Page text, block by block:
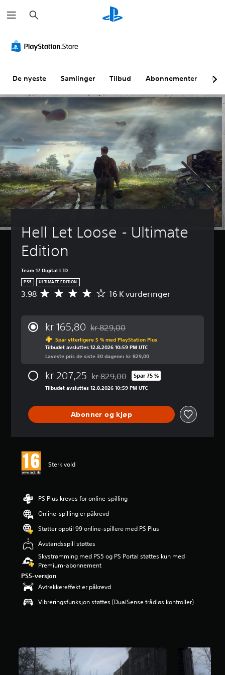
ø
k
De nyeste Samlinger Tilbud Abonnementer
Hell Let Loose - Ultimate
Edition
Team 17 Digital LTD
PS5 ULTIMATE EDITION
G
u
d
r
g
3
9
s
j
e
r
n
e
f
r
a
3.98 16 K vurderinger
kr 165,80 Nedsatt fra opprinnelig pris på kr
kr 829,00
Spar ytterligere 5 % med PlayStation Plus
Tilbudet avsluttes 12.8.2026 10:59 PM UTC
Laveste pris de siste 30 dagene: kr 829,00
kr 207,25 Nedsatt fra opprinnelig pris på kr
kr 829,00 Spar 75 %
Tilbudet avsluttes 12.8.2026 10:59 PM UTC
Abonner og kjøp
Sterk vold
PS Plus kreves for online-spilling
Online-spilling er påkrevd
Støtter opptil 99 online-spillere med PS Plus
Avstandsspill støttes
Skystrømming med PS5 og PS Portal støttes kun med
Premium-abonnement
PS5-versjon
Avtrekkereffekt er påkrevd
Vibreringsfunksjon støttes (DualSense trådløs kontroller)